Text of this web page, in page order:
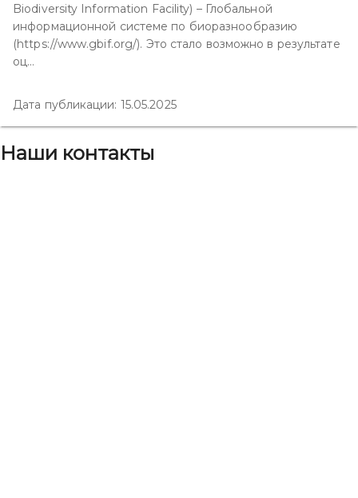
Biodiversity Information Facility) – Глобальной
информационной системе по биоразнообразию
(https://www.gbif.org/). Это стало возможно в результате
оц...
Дата публикации: 15.05.2025
Наши контакты